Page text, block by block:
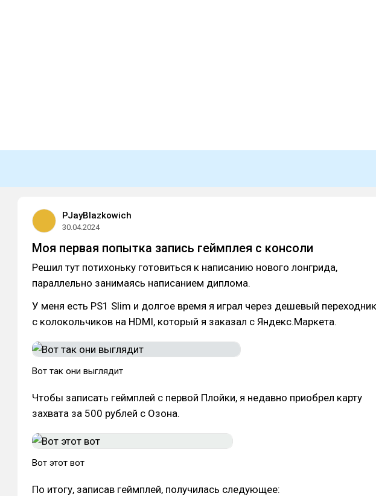
PJayBlazkowich
30.04.2024
Моя первая попытка запись геймплея с консоли
Решил тут потихоньку готовиться к написанию нового лонгрида,
параллельно занимаясь написанием диплома.
У меня есть PS1 Slim и долгое время я играл через дешевый переходник
с колокольчиков на HDMI, который я заказал с Яндекс.Маркета.
Вот так они выглядит
Чтобы записать геймплей с первой Плойки, я недавно приобрел карту
захвата за 500 рублей с Озона.
Вот этот вот
По итогу, записав геймплей, получилась следующее: